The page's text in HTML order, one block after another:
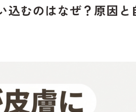
込むのはなぜ？原因